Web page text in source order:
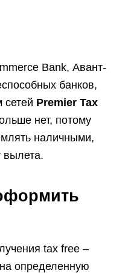
Bank, Авант-
банков,
сетей Premier Tax
нет, потому
наличными,
вылета.
tax free –
определенную